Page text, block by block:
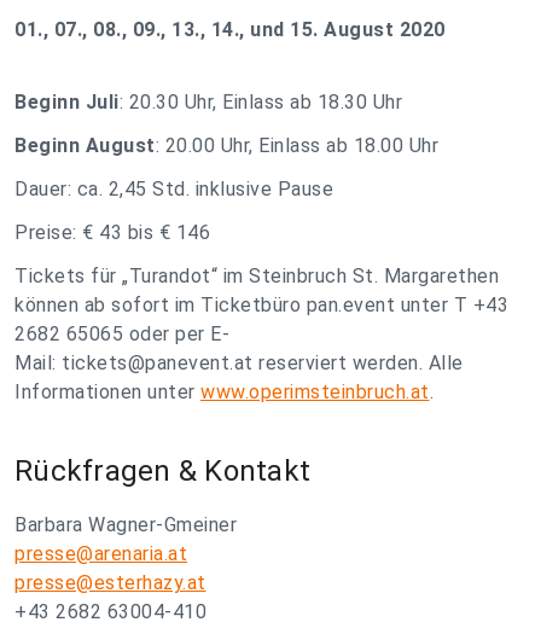
01., 07., 08., 09., 13., 14., und 15. August 2020
Beginn Juli: 20.30 Uhr, Einlass ab 18.30 Uhr
Beginn August: 20.00 Uhr, Einlass ab 18.00 Uhr
Dauer: ca. 2,45 Std. inklusive Pause
Preise: € 43 bis € 146
Tickets für „Turandot“ im Steinbruch St. Margarethen
können ab sofort im Ticketbüro pan.event unter T +43
2682 65065 oder per E-
Mail: tickets@panevent.at reserviert werden. Alle
Informationen unter www.operimsteinbruch.at.
Rückfragen & Kontakt
Barbara Wagner-Gmeiner
presse@arenaria.at
presse@esterhazy.at
+43 2682 63004-410